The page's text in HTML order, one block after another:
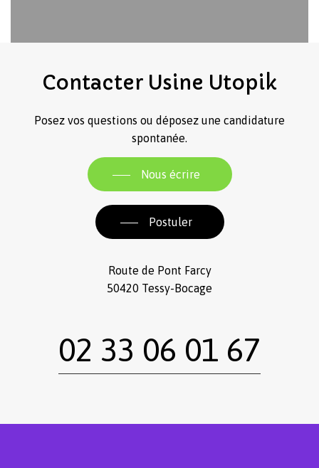
Revenir à l'Artotek
Contacter Usine Utopik
Posez vos questions ou déposez une candidature
spontanée.
Nous écrire
Postuler
Route de Pont Farcy
50420 Tessy-Bocage
02 33 06 01 67